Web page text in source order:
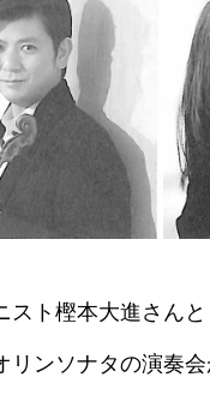
スト樫本大進さん
リンソナタの演奏会